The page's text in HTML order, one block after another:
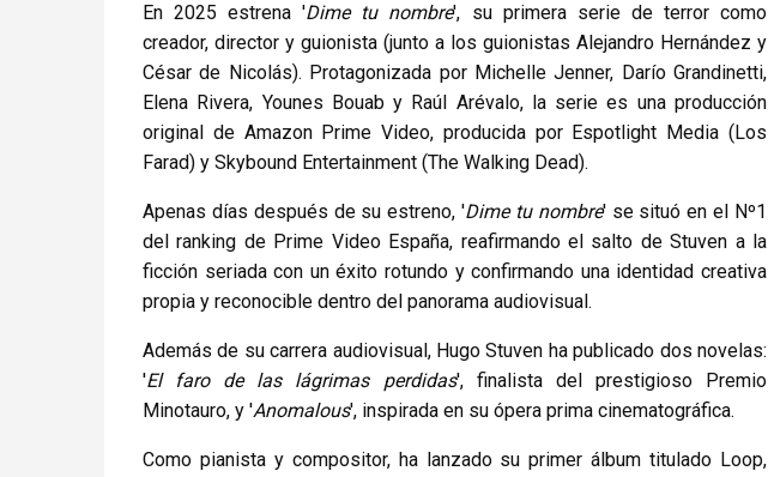
En 2025 estrena 'Dime tu nombre', su primera serie de terror como
creador, director y guionista (junto a los guionistas Alejandro Hernández y
César de Nicolás). Protagonizada por Michelle Jenner, Darío Grandinetti,
Elena Rivera, Younes Bouab y Raúl Arévalo, la serie es una producción
original de Amazon Prime Video, producida por Espotlight Media (Los
Farad) y Skybound Entertainment (The Walking Dead).
Apenas días después de su estreno, 'Dime tu nombre' se situó en el Nº1
del ranking de Prime Video España, reafirmando el salto de Stuven a la
ficción seriada con un éxito rotundo y confirmando una identidad creativa
propia y reconocible dentro del panorama audiovisual.
Además de su carrera audiovisual, Hugo Stuven ha publicado dos novelas:
'El faro de las lágrimas perdidas', finalista del prestigioso Premio
Minotauro, y 'Anomalous', inspirada en su ópera prima cinematográfica.
Como pianista y compositor, ha lanzado su primer álbum titulado Loop,